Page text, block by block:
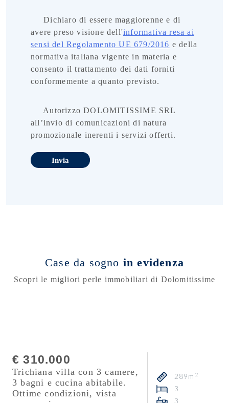
Dichiaro di essere maggiorenne e di
avere preso visione dell'informativa resa ai
sensi del Regolamento UE 679/2016 e della
normativa italiana vigente in materia e
consento il trattamento dei dati forniti
conformemente a quanto previsto.
Autorizzo DOLOMITISSIME SRL
all’invio di comunicazioni di natura
promozionale inerenti i servizi offerti.
Case da sogno in evidenza
Scopri le migliori perle immobiliari di Dolomitissime
€ 310.000
Trichiana villa con 3 camere,
3 bagni e cucina abitabile.
Ottime condizioni, vista
289m 2
3
3